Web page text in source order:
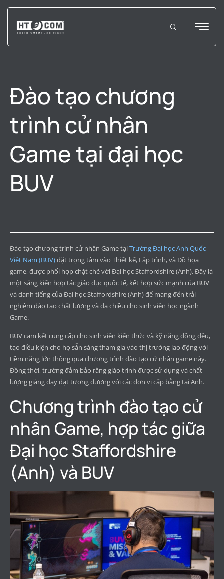
Đào tạo chương
trình cử nhân
Game tại đại học
BUV
Đào tạo chương trình cử nhân Game tạiTrường Đại học Anh Quốc
Việt Nam (BUV)đặt trọng tâm vào Thiết kế, Lập trình, và Đồ họa
game, được phối hợp chặt chẽ với Đại học Staffordshire (Anh). Đây là
một sáng kiến hợp tác giáo dục quốc tế, kết hợp sức mạnh của BUV
và danh tiếng của Đại học Staffordshire (Anh) để mang đến trải
nghiệm đào tạo chất lượng và đa chiều cho sinh viên học ngành
Game.
BUV cam kết cung cấp cho sinh viên kiến thức và kỹ năng đồng đều,
tạo điều kiện cho họ sẵn sàng tham gia vào thị trường lao động với
tiềm năng lớn thông qua chương trình đào tạo cử nhân game này.
Đồng thời, trường đảm bảo rằng giáo trình được sử dụng và chất
lượng giảng dạy đạt tương đương với các đơn vị cấp bằng tại Anh.
Chương trình đào tạo cử
nhân Game, hợp tác giữa
Đại học Staffordshire
(Anh) và BUV